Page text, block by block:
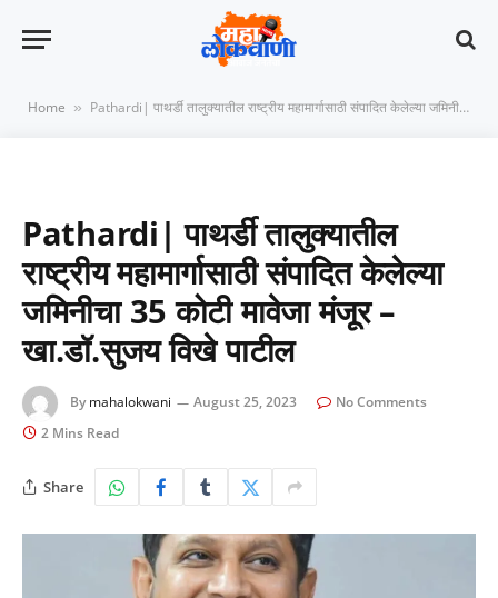
Home » Pathardi| पाथर्डी तालुक्यातील राष्ट्रीय महामार्गासाठी संपादित केलेल्या जमिनीचा 35 कोटी मावेजा मंजूर – खा.डॉ.सुजय विखे पाटील
Pathardi| पाथर्डी तालुक्यातील
राष्ट्रीय महामार्गासाठी संपादित केलेल्या
जमिनीचा 35 कोटी मावेजा मंजूर –
खा.डॉ.सुजय विखे पाटील
By mahalokwani August 25, 2023
No Comments
2 Mins Read
Share